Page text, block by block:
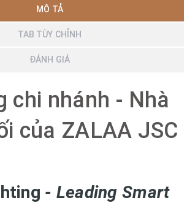
MÔ TẢ
TAB TÙY CHỈNH
ĐÁNH GIÁ
chi nhánh - Nhà
của ZALAA JSC
- Leading Smart